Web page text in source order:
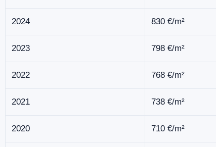
2024 830 €/m²
2023 798 €/m²
2022 768 €/m²
2021 738 €/m²
2020 710 €/m²